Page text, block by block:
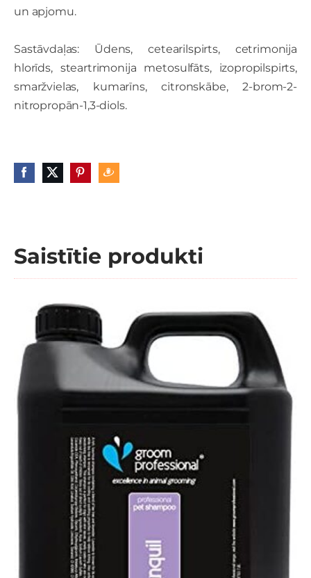
un apjomu.
Sastāvdaļas: Ūdens, cetearilspirts, cetrimonija
hlorīds, steartrimonija metosulfāts, izopropilspirts,
smaržvielas, kumarīns, citronskābe, 2-brom-2-
nitropropān-1,3-diols.
Saistītie produkti